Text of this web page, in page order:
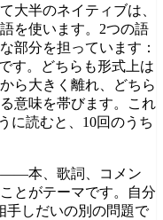
半のネイティブは、
を使います。2つの語
部分を担っています：
です。どちらも形式上は
ら大きく離れ、どちら
意味を帯びます。これ
に読むと、10回のうち
——本、歌詞、コメン
とがテーマです。自分
手しだいの別の問題で